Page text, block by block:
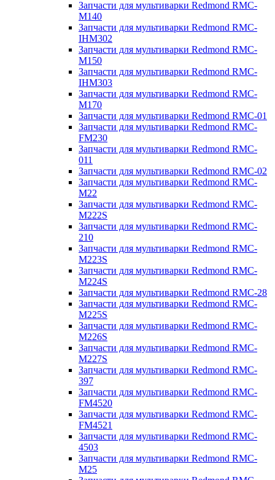
Запчасти для мультиварки Redmond RMC-
M140
Запчасти для мультиварки Redmond RMC-
IHM302
Запчасти для мультиварки Redmond RMC-
M150
Запчасти для мультиварки Redmond RMC-
IHM303
Запчасти для мультиварки Redmond RMC-
M170
Запчасти для мультиварки Redmond RMC-01
Запчасти для мультиварки Redmond RMC-
FM230
Запчасти для мультиварки Redmond RMC-
011
Запчасти для мультиварки Redmond RMC-02
Запчасти для мультиварки Redmond RMC-
M22
Запчасти для мультиварки Redmond RMC-
M222S
Запчасти для мультиварки Redmond RMC-
210
Запчасти для мультиварки Redmond RMC-
M223S
Запчасти для мультиварки Redmond RMC-
M224S
Запчасти для мультиварки Redmond RMC-28
Запчасти для мультиварки Redmond RMC-
M225S
Запчасти для мультиварки Redmond RMC-
M226S
Запчасти для мультиварки Redmond RMC-
M227S
Запчасти для мультиварки Redmond RMC-
397
Запчасти для мультиварки Redmond RMC-
FM4520
Запчасти для мультиварки Redmond RMC-
FM4521
Запчасти для мультиварки Redmond RMC-
4503
Запчасти для мультиварки Redmond RMC-
M25